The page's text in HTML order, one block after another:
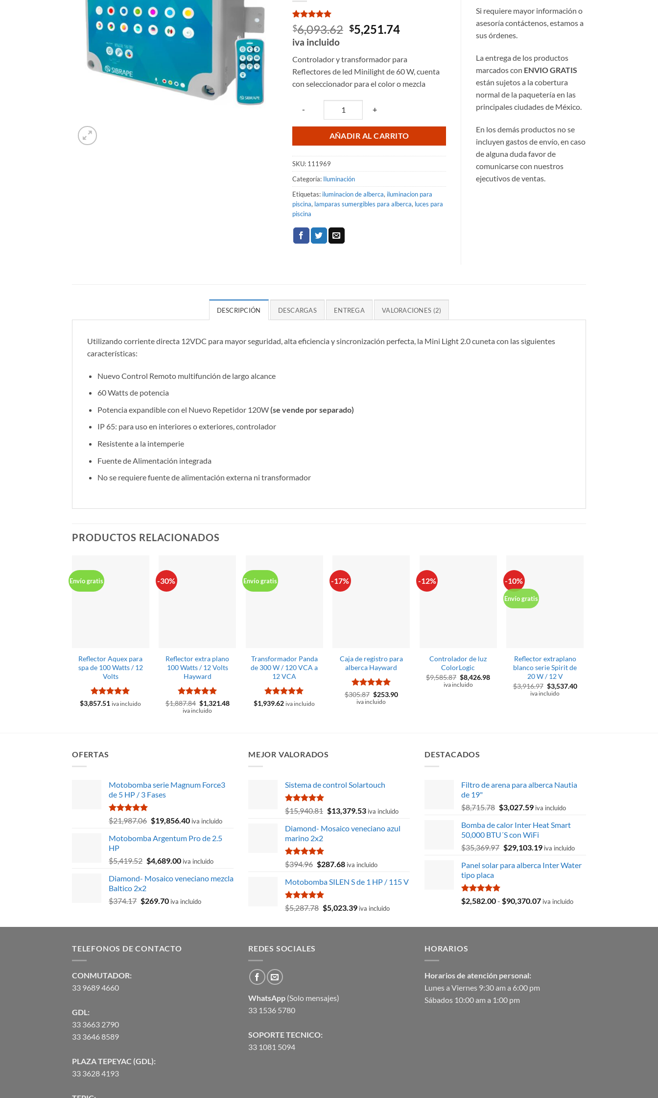
Valorado
con5de 5
en base a
2
de clientes
$6,093.62 El
precio
era:
$6,093.62.
$5,251.74El
es:
$5,251.74.
iva incluido
Controlador y transformador para
Reflectores de led Minilight de 60 W, cuenta
con seleccionador para el color o mezcla
- +
AÑADIR AL CARRITO
SKU: 111969
Categoría: Iluminación
Etiquetas: iluminacion de alberca, iluminacion para
piscina, lamparas sumergibles para alberca, luces para
piscina
Si requiere mayor información o
asesoría contáctenos, estamos a
sus órdenes.
La entrega de los productos
marcados con ENVIO GRATIS
están sujetos a la cobertura
normal de la paquetería en las
principales ciudades de México.
En los demás productos no se
incluyen gastos de envío, en caso
de alguna duda favor de
comunicarse con nuestros
ejecutivos de ventas.
DESCRIPCIÓN DESCARGAS ENTREGA VALORACIONES (2)
Utilizando corriente directa 12VDC para mayor seguridad, alta eficiencia y sincronización perfecta, la Mini Light 2.0 cuneta con las siguientes
características:
Nuevo Control Remoto multifunción de largo alcance
60 Watts de potencia
Potencia expandible con el Nuevo Repetidor 120W (se vende por separado)
IP 65: para uso en interiores o exteriores, controlador
Resistente a la intemperie
Fuente de Alimentación integrada
No se requiere fuente de alimentación externa ni transformador
PRODUCTOS RELACIONADOS
Envío gratis
Reflector Aquex para
spa de 100 Watts / 12
Volts
Valorado
$3,857.51 iva incluido
-30%
Reflector extra plano
100 Watts / 12 Volts
Hayward
Valorado
con5de 5
$1,887.84 El
precio
$1,321.48El
iva incluido
Envío gratis
Transformador Panda
de 300 W / 120 VCA a
12 VCA
Valorado
$1,939.62 iva incluido
-17%
Caja de registro para
alberca Hayward
Valorado
con4.93
$305.87 El
precio
$253.90El
iva incluido
-12%
Controlador de luz
ColorLogic
$9,585.87 El
precio
$8,426.98El
iva incluido
-10%
Envío gratis
Reflector extraplano
blanco serie Spirit de
20 W / 12 V
$3,916.97 El
precio
$3,537.40El
iva incluido
OFERTAS
Motobomba serie Magnum Force3
de 5 HP / 3 Fases
Valorado
con
de 5
$21,987.06 El
original
$21,987.06.
$19,856.40El
actual
$19,856.40.
iva incluido
Motobomba Argentum Pro de 2.5
HP
$5,419.52 El
original
era:
$5,419.52.
$4,689.00El
actual
$4,689.00.
iva incluido
Diamond- Mosaico veneciano mezcla
Baltico 2x2
$374.17 El
$269.70Eliva incluido
MEJOR VALORADOS
Sistema de control Solartouch
Valorado
con
de 5
$15,940.81 El
original
$13,379.53El
actual
iva incluido
Diamond- Mosaico veneciano azul
marino 2x2
Valorado
con
de 5
$394.96 El
original
era:
$394.96.
$287.68El
actual
$287.68.
iva incluido
Motobomba SILEN S de 1 HP / 115 V
Valorado
con
$5,287.78 El
original
$5,023.39El
actual
iva incluido
DESTACADOS
Filtro de arena para alberca Nautia
de 19"
$8,715.78 El
original
era:
$8,715.78.
$3,027.59El
actual
es:
$3,027.59.
iva incluido
Bomba de calor Inter Heat Smart
50,000 BTU´S con WiFi
$35,369.97 El
original
$29,103.19El
actual
iva incluido
Panel solar para alberca Inter Water
tipo placa
Valorado
con
$2,582.00- $90,370.07Rango
iva incluido
TELEFONOS DE CONTACTO
CONMUTADOR:
33 9689 4660
GDL:
33 3663 2790
33 3646 8589
PLAZA TEPEYAC (GDL):
33 3628 4193
REDES SOCIALES
WhatsApp (Solo mensajes)
33 1536 5780
SOPORTE TECNICO:
33 1081 5094
HORARIOS
Horarios de atención personal:
Lunes a Viernes 9:30 am a 6:00 pm
Sábados 10:00 am a 1:00 pm